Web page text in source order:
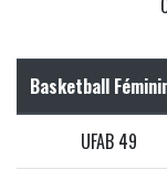
Basketball
UFAB 49